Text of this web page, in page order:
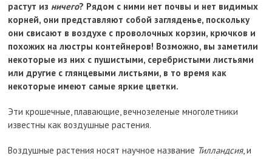
растут из ничего? Рядом с ними нет почвы и нет видимых
корней, они представляют собой загляденье, поскольку
они свисают в воздухе с проволочных корзин, крючков и
похожих на люстры контейнеров! Возможно, вы заметили
некоторые из них с пушистыми, серебристыми листьями
или другие с глянцевыми листьями, в то время как
некоторые имеют самые яркие цветки.
Эти крошечные, плавающие, вечнозеленые многолетники
известны как воздушные растения.
Воздушные растения носят научное название Тилландсия, и